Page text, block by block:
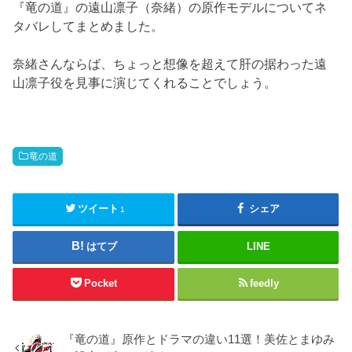
『竜の道』の遠山凛子（奈緒）の原作モデルについてネ
タバレしてまとめました。
奈緒さんならば、ちょっと想像を超えて肝の据わった遠
山凛子役を見事に演じてくれることでしょう。
竜の道
ツイート 1 シェア
はてブ LINE
Pocket feedly
『竜の道』原作とドラマの違い11選！美佐とまゆみ